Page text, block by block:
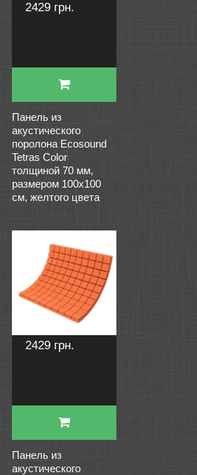
2429 грн.
Панель из
акустического
поролона Ecosound
Tetras Color
толщиной 70 мм,
размером 100х100
см, желтого цвета
2429 грн.
Панель из
акустического